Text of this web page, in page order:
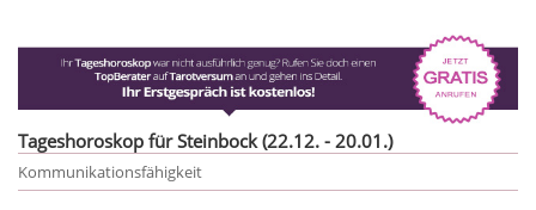
Tageshoroskop für Steinbock (22.12. - 20.01.)
Kommunikationsfähigkeit